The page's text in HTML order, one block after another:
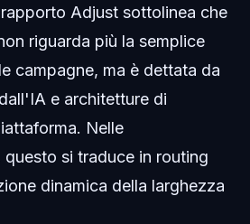
Adjust sottolinea che
riguarda più la semplice
campagne, ma è dettata da
e architetture di
Nelle
si traduce in routing
dinamica della larghezza